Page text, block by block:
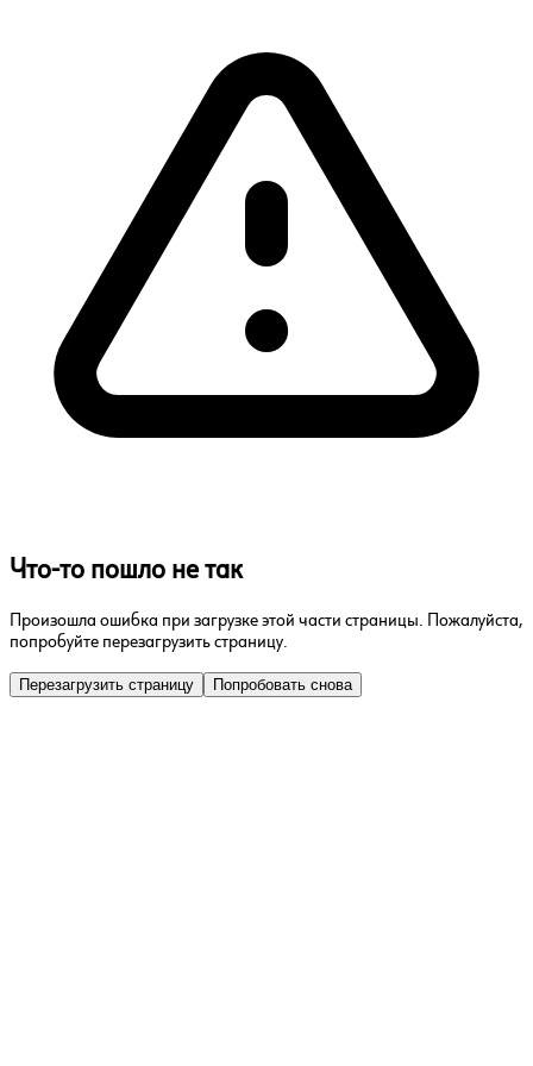
Что-то пошло не так
Произошла ошибка при загрузке этой части страницы. Пожалуйста,
попробуйте перезагрузить страницу.
Перезагрузить страницу Попробовать снова